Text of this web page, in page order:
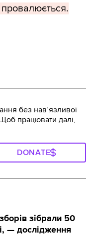
без навʼязливої
працювати далі,
DONATE
зібрали 50
— дослідження